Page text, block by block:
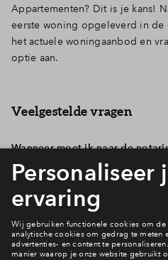
Appartementen? Dit is je kans!
eerste woning opgeleverd in de
het actuele woningaanbod en
optie aan.
Veelgestelde vragen
Wanneer moet ik naar de
Nu het project definitief van
korte termijn een uitnodiging
documenten gereed zijn. Dit is
voor de officiële levering van
teken je de leveringsakte en
Wanneer ga ik betalen?
De betaling verloopt in
bouwvoortgang. Zodra de